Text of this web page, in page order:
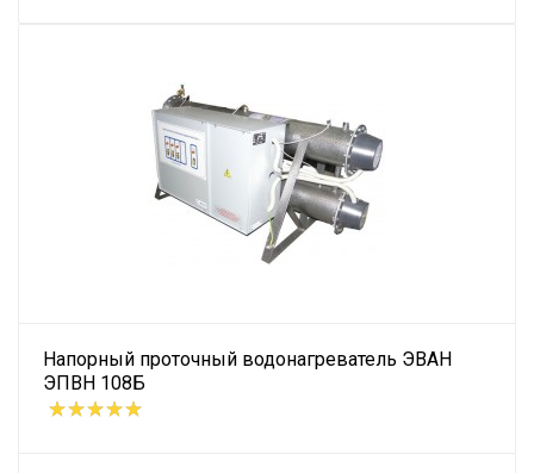
Напорный проточный водонагреватель ЭВАН
ЭПВН 108Б